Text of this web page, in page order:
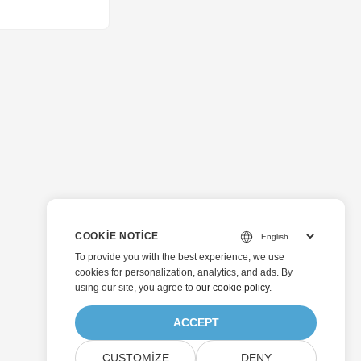
COOKIE NOTICE
To provide you with the best experience, we use
cookies for personalization, analytics, and ads. By
using our site, you agree to our cookie policy.
ACCEPT
CUSTOMIZE DENY